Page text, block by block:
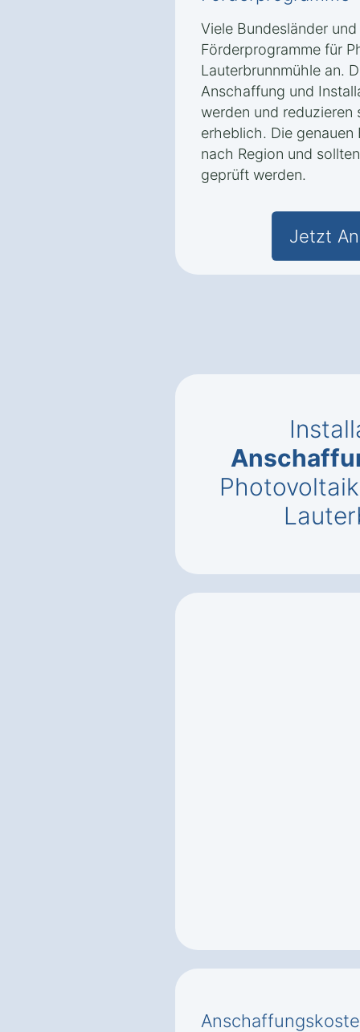
Viele Bundesländer
Förderprogramme für
Lauterbrunnmühle an.
Anschaffung und
werden und
erheblich. Die
nach Region und
geprüft werden.
Jetzt